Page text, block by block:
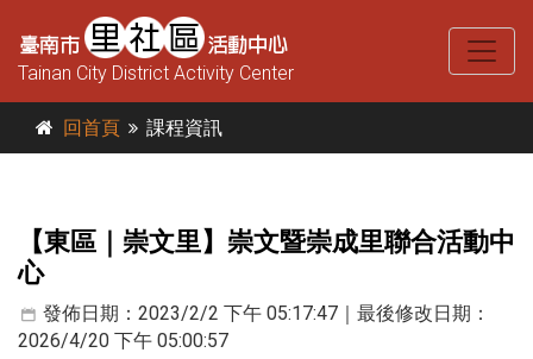
Tainan City District Activity Center
回首頁 課程資訊
【東區｜崇文里】崇文暨崇成里聯合活動中
心
發佈日期：2023/2/2 下午 05:17:47｜最後修改日期：
2026/4/20 下午 05:00:57